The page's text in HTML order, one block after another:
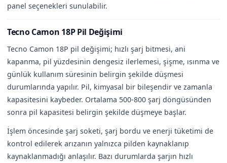
panel seçenekleri sunulabilir.
Tecno Camon 18P Pil Değişimi
Tecno Camon 18P pil değişimi; hızlı şarj bitmesi, ani
kapanma, pil yüzdesinin dengesiz ilerlemesi, şişme, ısınma ve
günlük kullanım süresinin belirgin şekilde düşmesi
durumlarında yapılır. Pil, kimyasal bir bileşendir ve zamanla
kapasitesini kaybeder. Ortalama 500-800 şarj döngüsünden
sonra pil kapasitesi belirgin şekilde düşmeye başlar.
İşlem öncesinde şarj soketi, şarj bordu ve enerji tüketimi de
kontrol edilerek arızanın yalnızca pilden kaynaklanıp
kaynaklanmadığı anlaşılır. Bazı durumlarda şarjın hızlı